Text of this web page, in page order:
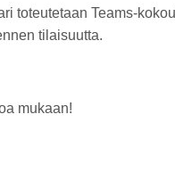
toteutetaan Teams-
tilaisuutta.
mukaan!